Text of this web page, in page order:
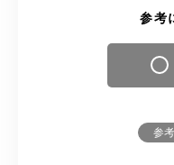
参考
参